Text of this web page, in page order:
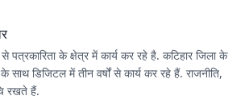
पत्रकारिता के क्षेत्र में कार्य कर रहे है. कटिहार जिला के
साथ डिजिटल में तीन वर्षों से कार्य कर रहे हैं. राजनीति,
रखते हैं.